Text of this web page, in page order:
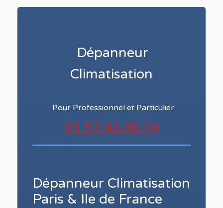
Dépanneur
Climatisation
Pour Professionnel et Particulier
01.57.42.49.74
Dépanneur Climatisation
Paris & Ile de France